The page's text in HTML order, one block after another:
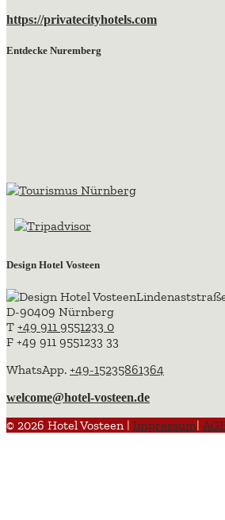
https://privatecityhotels.com
Entdecke Nuremberg
Design Hotel Vosteen
D-90409 Nürnberg
T +49 911 9551233 0
F +49 911 9551233 33
WhatsApp. +49-15235861364
welcome@hotel-vosteen.de
© 2026 Hotel Vosteen | Impressum|